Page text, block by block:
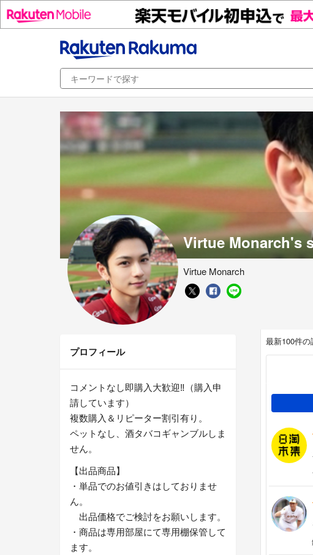
Virtue Monarch's
Virtue Monarch
最新100件
プロフィール
コメントなし即購入大歓迎‼︎（購入申
請しています）
複数購入＆リピーター割引有り。
ペットなし、酒タバコギャンブルしま
せん。
【出品商品】
・単品でのお値引きはしておりませ
ん。
出品価格でご検討をお願いします。
・商品は専用部屋にて専用棚保管して
ます。